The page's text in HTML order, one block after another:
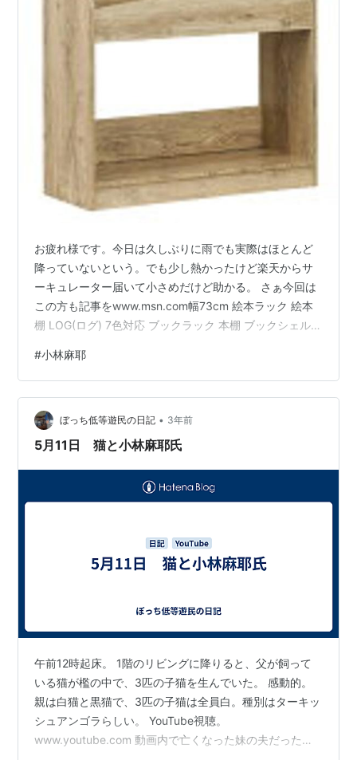
お疲れ様です。今日は久しぶりに雨でも実際はほとんど
降っていないという。でも少し熱かったけど楽天からサ
ーキュレーター届いて小さめだけど助かる。 さぁ今回は
この方も記事をwww.msn.com幅73cm 絵本ラック 絵本
棚 LOG(ログ) 7色対応 ブックラック 本棚 ブックシェルフ
ック リビングラック 白 おしゃれ 子供部屋価格: 5690 円
楽天で詳細を見る 歌舞伎俳優の市川海老蔵さんと結婚し
た小林麻央さんが病気のため亡くなってそれから確か精
神的にやんでしまって今はほとんど芸能界にいない状態
引退したのかな？よくわからないですけどぶりっこキ…
#小林麻耶
ぼっち低等遊民の日記 • 3年前
5月11日 猫と小林麻耶氏
午前12時起床。 1階のリビングに降りると、父が飼って
いる猫が檻の中で、3匹の子猫を生んでいた。 感動的。
親は白猫と黒猫で、3匹の子猫は全員白。種別はターキッ
シュアンゴラらしい。 YouTube視聴。
www.youtube.com 動画内で亡くなった妹の夫だった海